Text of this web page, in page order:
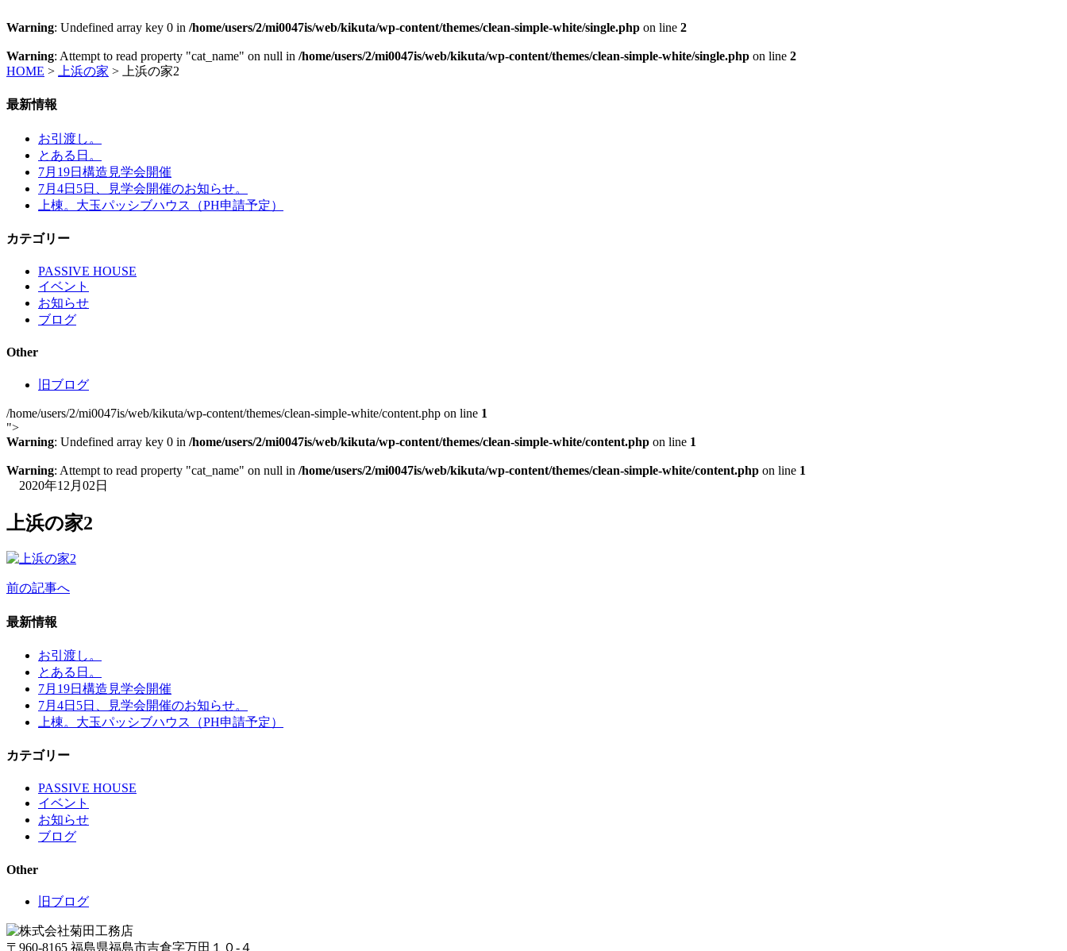
Warning: Undefined array key 0 in /home/users/2/mi0047is/web/kikuta/wp-content/themes/clean-simple-white/single.php on line 2
Warning: Attempt to read property "cat_name" on null in /home/users/2/mi0047is/web/kikuta/wp-content/themes/clean-simple-white/single.php on line 2
HOME > 上浜の家 > 上浜の家2
最新情報
お引渡し。
とある日。
7月19日構造見学会開催
7月4日5日、見学会開催のお知らせ。
上棟。大玉パッシブハウス（PH申請予定）
カテゴリー
PASSIVE HOUSE
イベント
お知らせ
ブログ
Other
旧ブログ
/home/users/2/mi0047is/web/kikuta/wp-content/themes/clean-simple-white/content.php on line 1
">
Warning: Undefined array key 0 in /home/users/2/mi0047is/web/kikuta/wp-content/themes/clean-simple-white/content.php on line 1
Warning: Attempt to read property "cat_name" on null in /home/users/2/mi0047is/web/kikuta/wp-content/themes/clean-simple-white/content.php on line 1
2020年12月02日
上浜の家2
前の記事へ
最新情報
お引渡し。
とある日。
7月19日構造見学会開催
7月4日5日、見学会開催のお知らせ。
上棟。大玉パッシブハウス（PH申請予定）
カテゴリー
PASSIVE HOUSE
イベント
お知らせ
ブログ
Other
旧ブログ
〒960-8165 福島県福島市吉倉字万田１０-４